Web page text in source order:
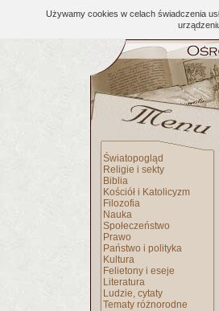
Używamy cookies w celach świadczenia
Światopogląd
Religie i sekty
Biblia
Kościół i Katolicyzm
Filozofia
Nauka
Społeczeństwo
Prawo
Państwo i polityka
Kultura
Felietony i eseje
Literatura
Ludzie, cytaty
Tematy różnorodne